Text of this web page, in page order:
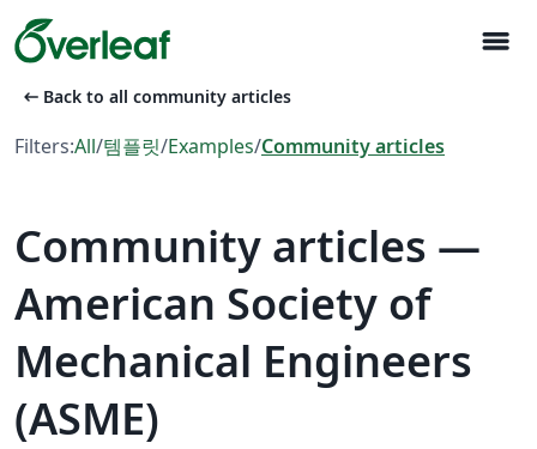
menu
arrow_left_alt Back to all community articles
Filters:All/템플릿/Examples/Community articles
Community articles —
American Society of
Mechanical Engineers
(ASME)